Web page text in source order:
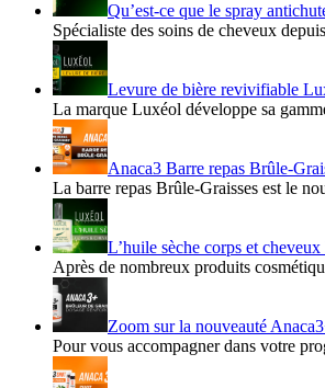
Qu’est-ce que le spray
Spécialiste des soins de cheveux
​​Levure de bière revivifiable
La marque Luxéol développe sa
Anaca3 Barre repas Brûle-
La barre repas Brûle-Graisses est le
L’huile sèche corps et
Après de nombreux produits
Zoom sur la nouveauté
Pour vous accompagner dans votre